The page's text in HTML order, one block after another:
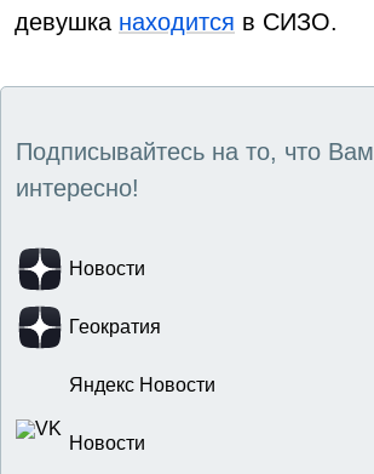
девушка находится в СИЗО.
Подписывайтесь на то, что Вам
интересно!
Новости
Геократия
Яндекс Новости
Новости